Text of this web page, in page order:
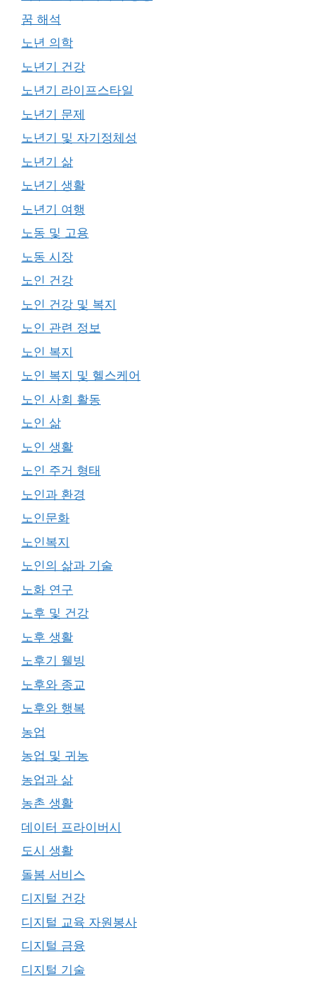
꿈 해석
노년 의학
노년기 건강
노년기 라이프스타일
노년기 문제
노년기 및 자기정체성
노년기 삶
노년기 생활
노년기 여행
노동 및 고용
노동 시장
노인 건강
노인 건강 및 복지
노인 관련 정보
노인 복지
노인 복지 및 헬스케어
노인 사회 활동
노인 삶
노인 생활
노인 주거 형태
노인과 환경
노인문화
노인복지
노인의 삶과 기술
노화 연구
노후 및 건강
노후 생활
노후기 웰빙
노후와 종교
노후와 행복
농업
농업 및 귀농
농업과 삶
농촌 생활
데이터 프라이버시
도시 생활
돌봄 서비스
디지털 건강
디지털 교육 자원봉사
디지털 금융
디지털 기술